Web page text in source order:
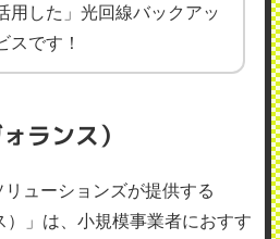
用した」光回線バックアッ
スです！
ランス）
ューションズが提供する
）」は、小規模事業者におすす